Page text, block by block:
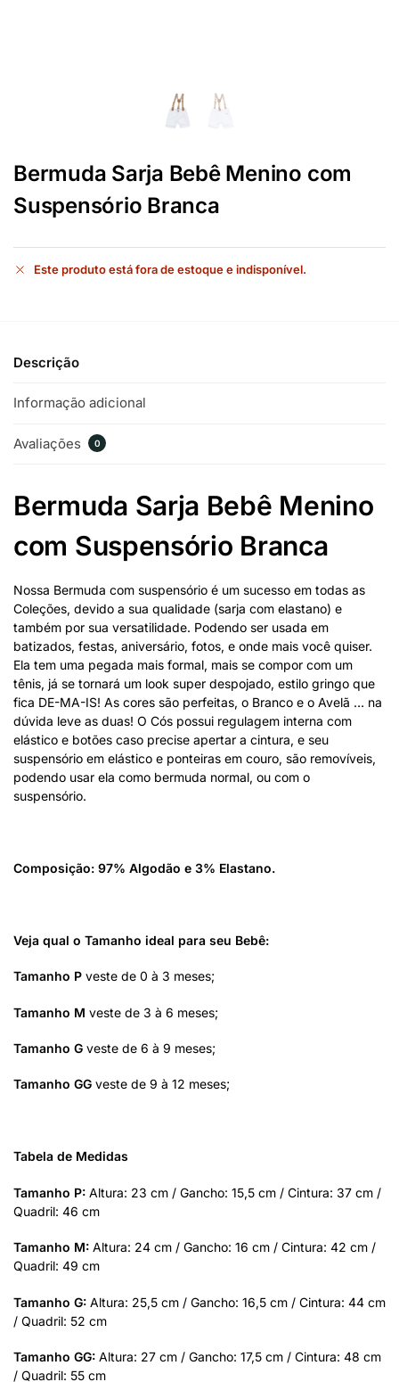
Bermuda Sarja Bebê Menino com
Suspensório Branca
Este produto está fora de estoque e indisponível.
Descrição
Informação adicional
Avaliações 0
Bermuda Sarja Bebê Menino
com Suspensório Branca
Nossa Bermuda com suspensório é um sucesso em todas as
Coleções, devido a sua qualidade (sarja com elastano) e
também por sua versatilidade. Podendo ser usada em
batizados, festas, aniversário, fotos, e onde mais você quiser.
Ela tem uma pegada mais formal, mais se compor com um
tênis, já se tornará um look super despojado, estilo gringo que
fica DE-MA-IS! As cores são perfeitas, o Branco e o Avelã … na
dúvida leve as duas! O Cós possui regulagem interna com
elástico e botões caso precise apertar a cintura, e seu
suspensório em elástico e ponteiras em couro, são removíveis,
podendo usar ela como bermuda normal, ou com o
suspensório.
Composição: 97% Algodão e 3% Elastano.
Veja qual o Tamanho ideal para seu Bebê:
Tamanho P veste de 0 à 3 meses;
Tamanho M veste de 3 à 6 meses;
Tamanho G veste de 6 à 9 meses;
Tamanho GG veste de 9 à 12 meses;
Tabela de Medidas
Tamanho P: Altura: 23 cm / Gancho: 15,5 cm / Cintura: 37 cm /
Quadril: 46 cm
Tamanho M: Altura: 24 cm / Gancho: 16 cm / Cintura: 42 cm /
Quadril: 49 cm
Tamanho G: Altura: 25,5 cm / Gancho: 16,5 cm / Cintura: 44 cm
/ Quadril: 52 cm
Tamanho GG: Altura: 27 cm / Gancho: 17,5 cm / Cintura: 48 cm
/ Quadril: 55 cm